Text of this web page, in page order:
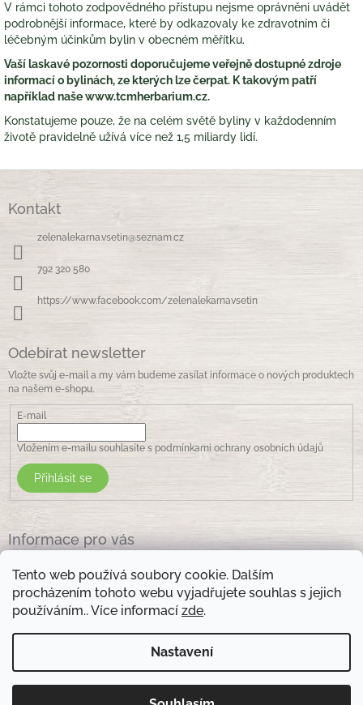
Tento web používá soubory cookie. Dalším
procházením tohoto webu vyjadřujete souhlas s jejich
používáním.. Více informací zde.
Nastavení
V rámci tohoto zodpovědného přístupu nejsme oprávněni uvádět
podrobnější informace, které by odkazovaly ke zdravotním či
léčebným účinkům bylin v obecném měřítku.
Vaší laskavé pozornosti doporučujeme veřejně dostupné zdroje
informací o bylinách, ze kterých lze čerpat. K takovým patří
například naše www.tcmherbarium.cz.
Konstatujeme pouze, že na celém světě byliny v každodenním
životě pravidelně užívá více než 1,5 miliardy lidí.
Kontakt
zelenalekarna.vsetin@seznam.cz
792 320 580
https://www.facebook.com/zelenalekarnavsetin
Odebírat newsletter
Vložte svůj e-mail a my vám budeme zasílat informace o nových produktech
na našem e-shopu.
E-mail
Vložením e-mailu souhlasíte s podmínkami ochrany osobních údajů
Přihlásit se
Informace pro vás
Obchodní podmínky
Podmínky ochrany osobních údajů
Kontakty
Otevírací doba prodejny: pondělí - pátek - 8.30 -17.00 , sobota 9.00-11 .00
Copyright 2026Zelená lékarna Vsetín